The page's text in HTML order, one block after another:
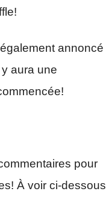
annoncé
aura une
pour
À voir ci-dessous